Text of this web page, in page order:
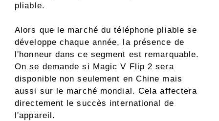
pliable.
Alors que le marché du téléphone pliable se
développe chaque année, la présence de
l'honneur dans ce segment est remarquable.
On se demande si Magic V Flip 2 sera
disponible non seulement en Chine mais
aussi sur le marché mondial. Cela affectera
directement le succès international de
l'appareil.